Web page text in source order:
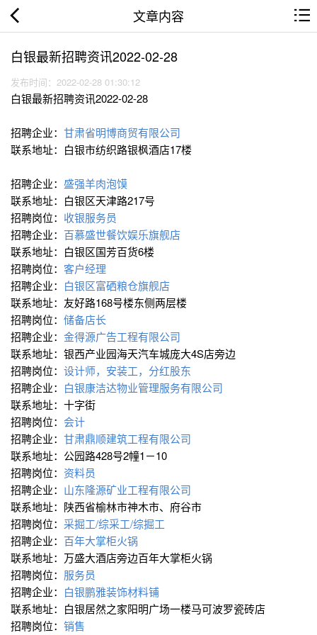
文章内容
白银最新招聘资讯2022-02-28
发布时间：2022-02-28 01:30:12
白银最新招聘资讯2022-02-28
招聘企业： 甘肃省明博商贸有限公司
联系地址：白银市纺织路银枫酒店17楼
招聘企业： 盛强羊肉泡馍
联系地址：白银区天津路217号
招聘岗位： 收银服务员
招聘企业： 百慕盛世餐饮娱乐旗舰店
联系地址：白银区国芳百货6楼
招聘岗位： 客户经理
招聘企业： 白银区富硒粮仓旗舰店
联系地址：友好路168号楼东侧两层楼
招聘岗位： 储备店长
招聘企业： 金得源广告工程有限公司
联系地址：银西产业园海天汽车城庞大4S店旁边
招聘岗位： 设计师，安装工，分红股东
招聘企业： 白银康洁达物业管理服务有限公司
联系地址：十字街
招聘岗位： 会计
招聘企业： 甘肃鼎顺建筑工程有限公司
联系地址：公园路428号2幢1－10
招聘岗位： 资料员
招聘企业： 山东隆源矿业工程有限公司
联系地址：陕西省榆林市神木市、府谷市
招聘岗位： 采掘工/综采工/综掘工
招聘企业： 百年大掌柜火锅
联系地址：万盛大酒店旁边百年大掌柜火锅
招聘岗位： 服务员
招聘企业： 白银鹏雅装饰材料铺
联系地址：白银居然之家阳明广场一楼马可波罗瓷砖店
招聘岗位： 销售